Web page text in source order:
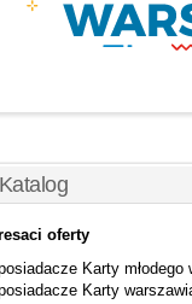
Katalog
oferty
Karty młodego
Karty